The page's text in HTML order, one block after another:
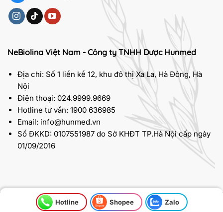
NeBiolina Việt Nam - Công ty TNHH Dược Hunmed
Địa chỉ: Số 1 liền kề 12, khu đô thị Xa La, Hà Đông, Hà
Nội
Điện thoại: 024.9999.9669
Hotline tư vấn: 1900 636985
Email: info@hunmed.vn
Số ĐKKD: 0107551987 do Sở KHĐT TP.Hà Nội cấp ngày
01/09/2016
2026 © Bản quyền thuộc về NeBiolina
Hotline Shopee Zalo